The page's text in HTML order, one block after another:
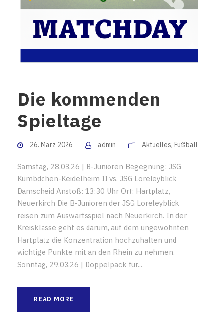
Die kommenden
Spieltage
26. März 2026 admin Aktuelles, Fußball
Samstag, 28.03.26 | B-Junioren Begegnung: JSG
Kümbdchen-Keidelheim II vs. JSG Loreleyblick
Damscheid Anstoß: 13:30 Uhr Ort: Hartplatz,
Neuerkirch Die B-Junioren der JSG Loreleyblick
reisen zum Auswärtsspiel nach Neuerkirch. In der
Kreisklasse geht es darum, auf dem ungewohnten
Hartplatz die Konzentration hochzuhalten und
wichtige Punkte mit an den Rhein zu nehmen.
Sonntag, 29.03.26 | Doppelpack für...
READ MORE